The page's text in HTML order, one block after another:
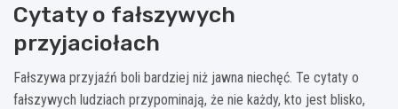
Cytaty o fałszywych
przyjaciołach
Fałszywa przyjaźń boli bardziej niż jawna niechęć. Te cytaty o
fałszywych ludziach przypominają, że nie każdy, kto jest blisko,